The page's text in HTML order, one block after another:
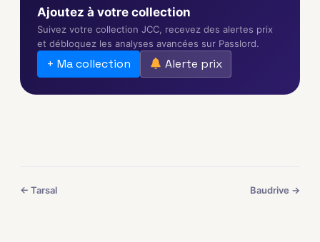
Ajoutez à votre collection
Suivez votre collection JCC, recevez des alertes prix
et débloquez les analyses avancées sur Passlord.
+ Ma collection Alerte prix
← Tarsal Baudrive →